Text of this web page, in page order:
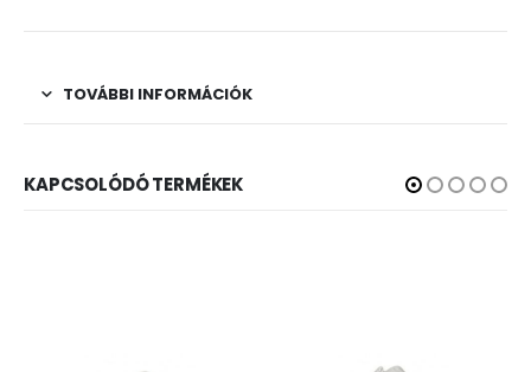
TOVÁBBI INFORMÁCIÓK
KAPCSOLÓDÓ TERMÉKEK